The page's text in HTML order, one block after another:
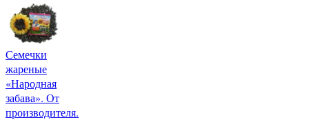
Семечки
жареные
«Народная
забава». От
производителя.